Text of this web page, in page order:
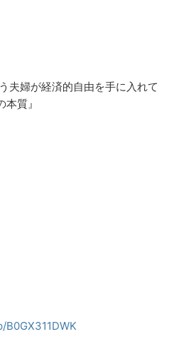
婦が経済的自由を手に入れて
質』